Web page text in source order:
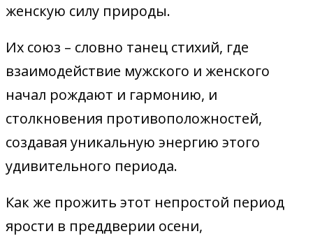
женскую силу природы.
Их союз – словно танец стихий, где
взаимодействие мужского и женского
начал рождают и гармонию, и
столкновения противоположностей,
создавая уникальную энергию этого
удивительного периода.
Как же прожить этот непростой период
ярости в преддверии осени,